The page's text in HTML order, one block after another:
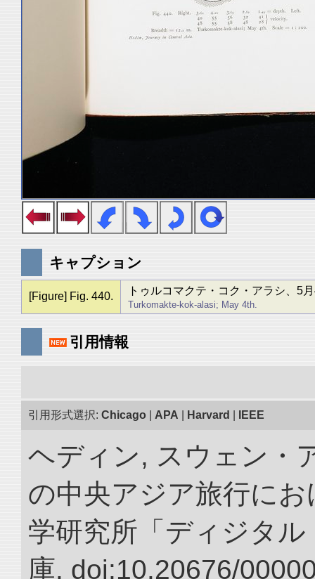
キャプション
[Figure] Fig. 440. トゥルコマクテ・コク・アラシ、5
Turkomakte-kok-alasi; May 4th.
引用情報
引用形式選択: Chicago APA Harvard IEEE
ヘディン, スウェン・
の中央アジア旅行にお
学研究所「ディジタ
庫. doi:10.20676/